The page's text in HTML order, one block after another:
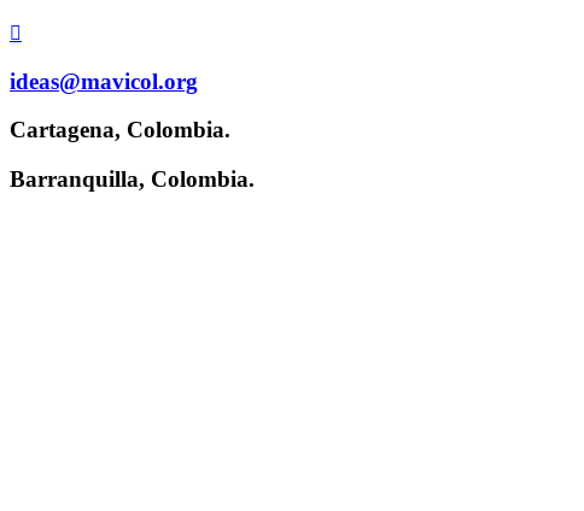
ideas@mavicol.org
Cartagena, Colombia.
Barranquilla, Colombia.